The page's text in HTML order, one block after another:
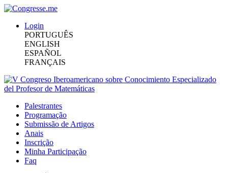
Login
PORTUGUÊS
ENGLISH
ESPAÑOL
FRANÇAIS
Palestrantes
Programação
Submissão de Artigos
Anais
Inscrição
Minha Participação
Faq